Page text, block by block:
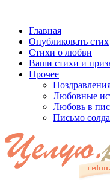
Главная
Опубликовать стих
Стихи о любви
Ваши стихи и
Прочее
Любовные
Любовь в
Письмо